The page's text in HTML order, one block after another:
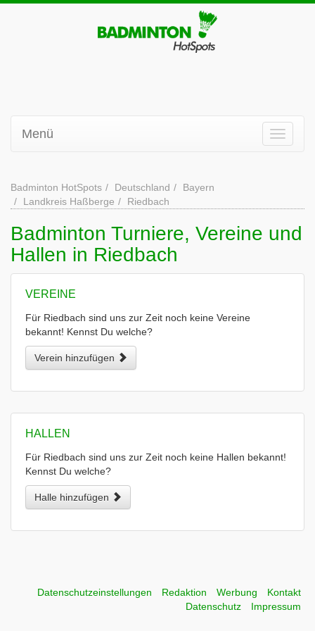
Menü
Badminton HotSpots Deutschland
Bayern
Landkreis Haßberge
Riedbach
Badminton Turniere, Vereine und
Hallen in Riedbach
VEREINE
Für Riedbach sind uns zur Zeit noch keine Vereine
bekannt! Kennst Du welche?
Verein hinzufügen
HALLEN
Für Riedbach sind uns zur Zeit noch keine Hallen bekannt!
Kennst Du welche?
Halle hinzufügen
Datenschutzeinstellungen Redaktion Werbung
Kontakt
Datenschutz
Impressum